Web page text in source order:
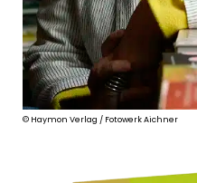
© Haymon Verlag / Fotowerk Aichner